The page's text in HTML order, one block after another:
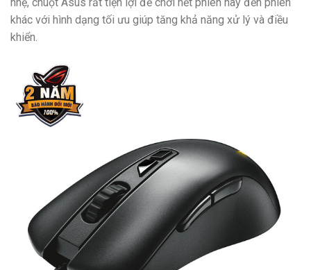
khác với hình dạng tối ưu giúp tăng khả năng xử lý và điều
khiển.